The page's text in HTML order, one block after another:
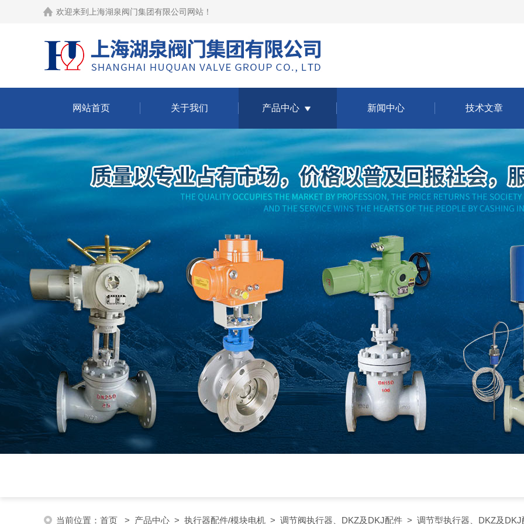
欢迎来到 上海湖泉阀门集团有限公司网站 ！
网站首页 关于我们 产品中心 新闻中心 技术文章
当前位置： 首页 > 产品中心 > 执行器配件/模块电机 > 调节阀执行器、DKZ及DKJ配件 > 调节型执行器、DKZ及DKJ